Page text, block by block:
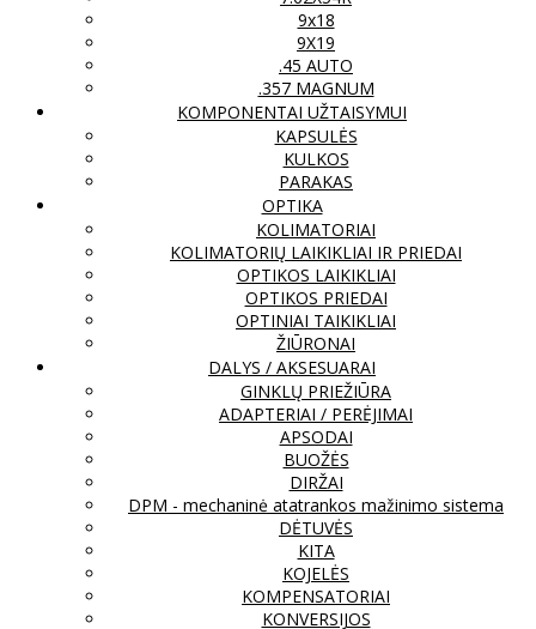
9x18
9X19
.45 AUTO
.357 MAGNUM
KOMPONENTAI UŽTAISYMUI
KAPSULĖS
KULKOS
PARAKAS
OPTIKA
KOLIMATORIAI
KOLIMATORIŲ LAIKIKLIAI IR PRIEDAI
OPTIKOS LAIKIKLIAI
OPTIKOS PRIEDAI
OPTINIAI TAIKIKLIAI
ŽIŪRONAI
DALYS / AKSESUARAI
GINKLŲ PRIEŽIŪRA
ADAPTERIAI / PERĖJIMAI
APSODAI
BUOŽĖS
DIRŽAI
DPM - mechaninė atatrankos mažinimo sistema
DĖTUVĖS
KITA
KOJELĖS
KOMPENSATORIAI
KONVERSIJOS